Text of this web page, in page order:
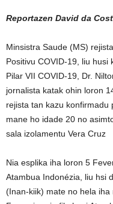
Reportazen David da
Minsistra Saude (MS)
Positivu COVID-19, liu
Pilar VII COVID-19, Dr.
jornalista katak ohin loron
rejista tan kazu konfirmadu
mane ho idade 20 no
sala izolamentu Vera Cruz
Nia esplika iha loron 5
Atambua Indonézia, liu hsi
(Inan-kiik) mate no hela